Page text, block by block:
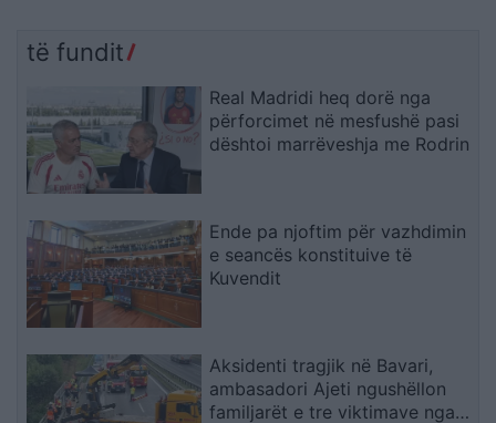
të fundit
Real Madridi heq dorë nga
përforcimet në mesfushë pasi
dështoi marrëveshja me Rodrin
Ende pa njoftim për vazhdimin
e seancës konstituive të
Kuvendit
Aksidenti tragjik në Bavari,
ambasadori Ajeti ngushëllon
familjarët e tre viktimave nga